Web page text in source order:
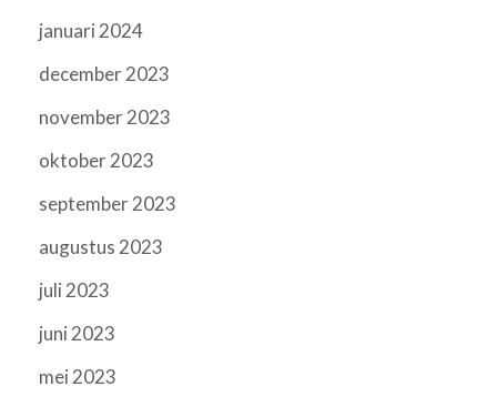
januari 2024
december 2023
november 2023
oktober 2023
september 2023
augustus 2023
juli 2023
juni 2023
mei 2023